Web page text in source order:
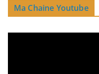
Ma Chaine Youtube